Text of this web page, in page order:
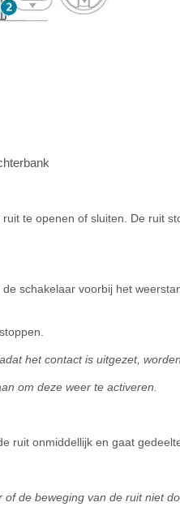
te openen of sluiten. De ruit
schakelaar voorbij het
het contact is uitgezet,
om deze weer te activeren.
ruit onmiddellijk en gaat
de beweging van de ruit niet